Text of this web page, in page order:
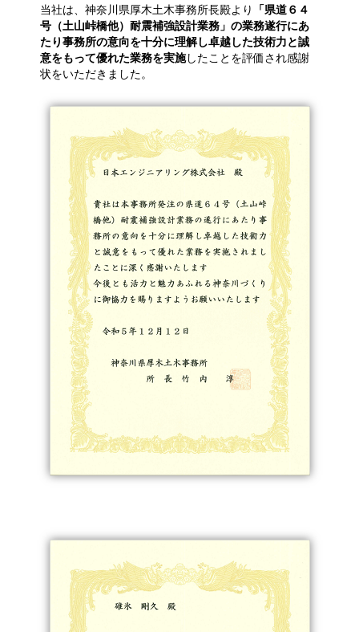
当社は、神奈川県厚木土木事務所長殿より
「県道６４
号（土山峠橋他）耐震補強設計業務」の業務遂行にあ
たり事務所の意向を十分に理解し卓越した技術力と誠
意をもって優れた業務を実施したことを評価され感謝
状をいただきました。